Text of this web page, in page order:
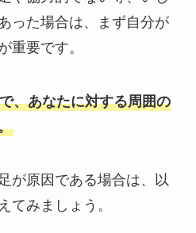
った場合は、まず自分が
重要です。
、あなたに対する周囲の
が原因である場合は、以
てみましょう。